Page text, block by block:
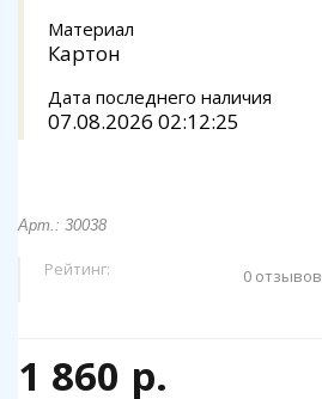
Материал
Картон
Дата последнего наличия
07.08.2026 02:12:25
Арт.: 30038
Рейтинг: 0 отзывов
1 860 р.